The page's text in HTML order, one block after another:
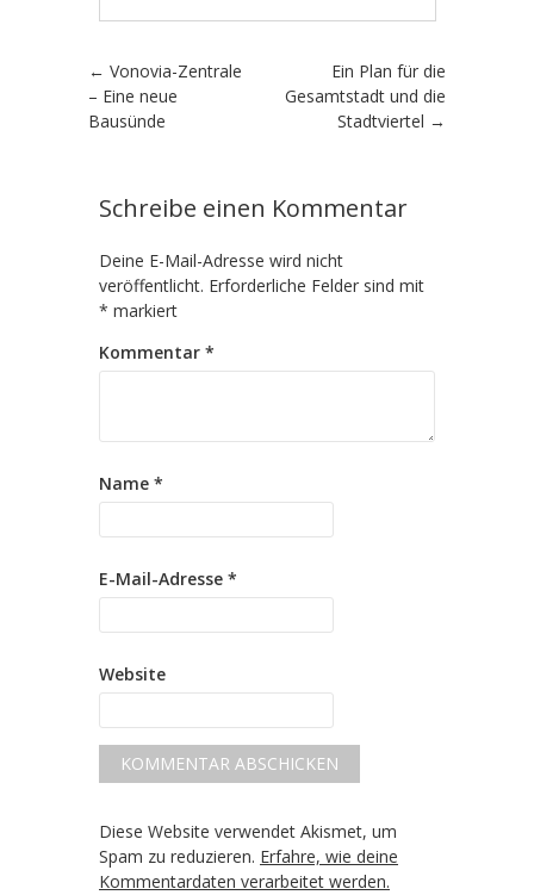
Artikel-Navigation
← Vonovia-Zentrale
– Eine neue
Bausünde
Ein Plan für die
Gesamtstadt und die
Stadtviertel →
Schreibe einen Kommentar
Deine E-Mail-Adresse wird nicht
veröffentlicht. Erforderliche Felder sind mit
* markiert
Kommentar *
Name *
E-Mail-Adresse *
Website
Diese Website verwendet Akismet, um
Spam zu reduzieren. Erfahre, wie deine
Kommentardaten verarbeitet werden.